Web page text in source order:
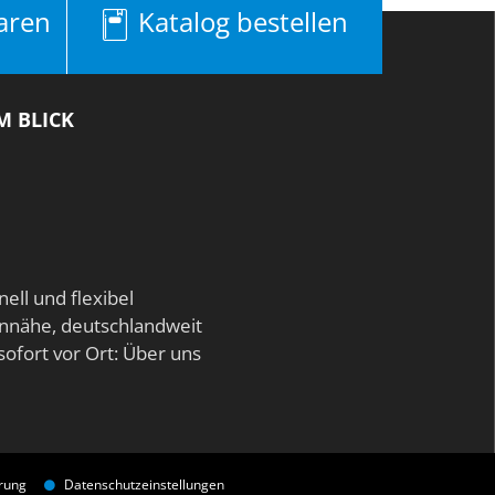
Katalog bestellen
BLICK
und flexibel
deutschlandweit
vor Ort: Über uns
Datenschutzeinstellungen